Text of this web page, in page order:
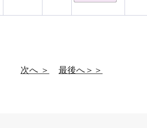
次へ ＞ 最後へ＞＞